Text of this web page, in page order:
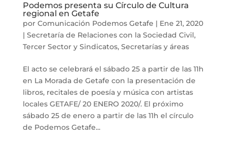
Podemos presenta su Círculo de Cultura
regional en Getafe
por Comunicación Podemos Getafe | Ene 21, 2020
| Secretaría de Relaciones con la Sociedad Civil,
Tercer Sector y Sindicatos, Secretarías y áreas
El acto se celebrará el sábado 25 a partir de las 11h
en La Morada de Getafe con la presentación de
libros, recitales de poesía y música con artistas
locales GETAFE/ 20 ENERO 2020/. El próximo
sábado 25 de enero a partir de las 11h el círculo
de Podemos Getafe...